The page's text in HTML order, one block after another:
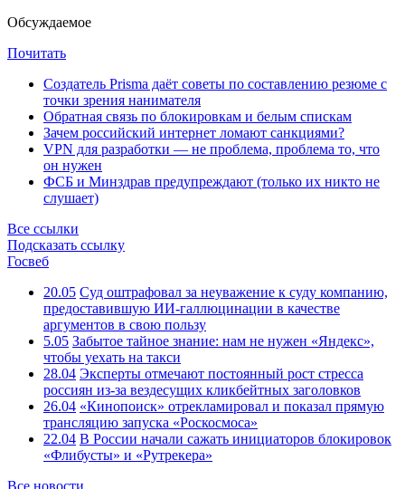
Обсуждаемое
Почитать
Создатель Prisma даёт советы по составлению резюме с
точки зрения нанимателя
Обратная связь по блокировкам и белым спискам
Зачем российский интернет ломают санкциями?
VPN для разработки — не проблема, проблема то, что
он нужен
ФСБ и Минздрав предупреждают (только их никто не
слушает)
Все ссылки
Подсказать ссылку
Госвеб
20.05 Суд оштрафовал за неуважение к суду компанию,
предоставившую ИИ-галлюцинации в качестве
аргументов в свою пользу
5.05 Забытое тайное знание: нам не нужен «Яндекс»,
чтобы уехать на такси
28.04 Эксперты отмечают постоянный рост стресса
россиян из-за вездесущих кликбейтных заголовков
26.04 «Кинопоиск» отрекламировал и показал прямую
трансляцию запуска «Роскосмоса»
22.04 В России начали сажать инициаторов блокировок
«Флибусты» и «Рутрекера»
Все новости